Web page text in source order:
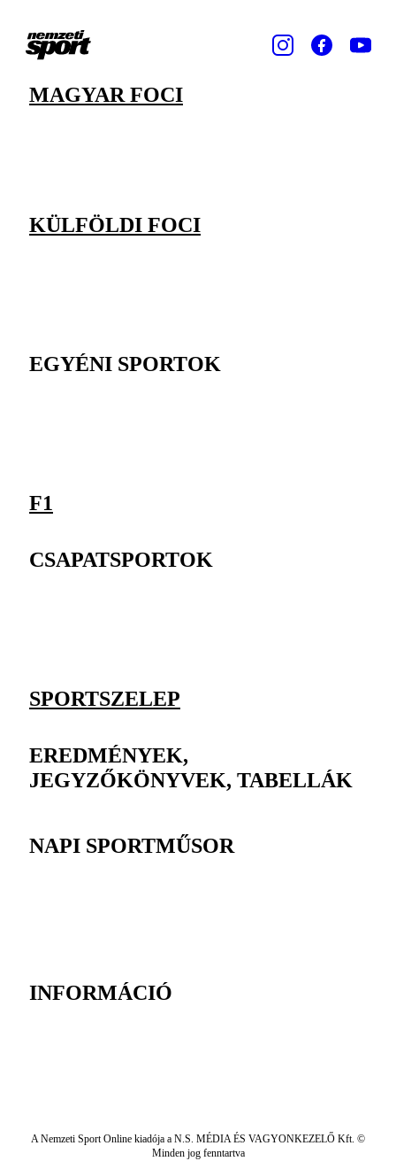
MAGYAR FOCI
KÜLFÖLDI FOCI
EGYÉNI SPORTOK
F1
CSAPATSPORTOK
SPORTSZELEP
EREDMÉNYEK,
JEGYZŐKÖNYVEK, TABELLÁK
NAPI SPORTMŰSOR
INFORMÁCIÓ
A Nemzeti Sport Online kiadója a N.S. MÉDIA ÉS VAGYONKEZELŐ Kft. ©
Minden jog fenntartva